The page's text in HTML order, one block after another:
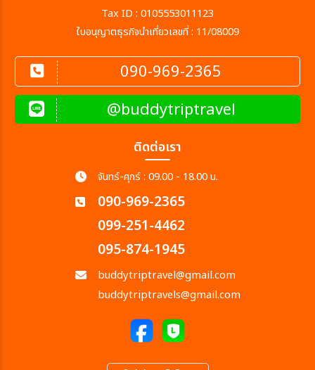
Tax ID : 0105553011123
ใบอนุญาตธุรกิจนำเที่ยวเลขที่ : 11/08009
090-969-2365
@buddytriptravel
ติดต่อเรา
จันทร์-ศุกร์ : 09.00 - 18.00 น.
090-969-2365
099-251-4462
095-874-1945
buddytriptravel@gmail.com
buddytriptravels@gmail.com